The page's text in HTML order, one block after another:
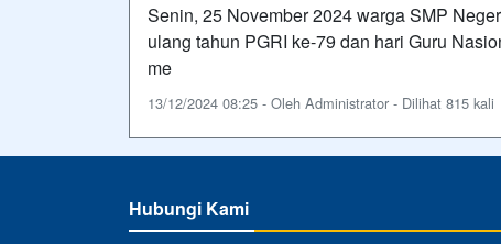
Senin, 25 November 2024 warga SMP
ulang tahun PGRI ke-79 dan hari Guru
me
13/12/2024 08:25 - Oleh Administrator - Dilihat 815 kali
Hubungi Kami